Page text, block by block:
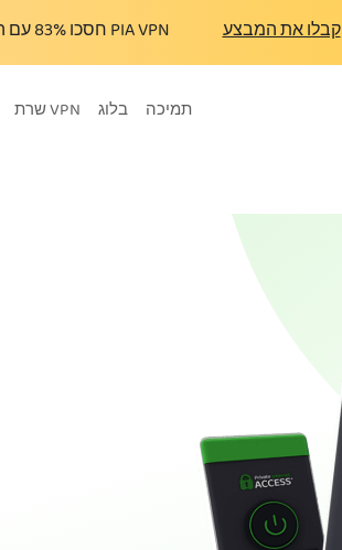
חסכו83% עם המבצע הלוהט לקיץ של PIA VPN קבלו את המבצע
שרת VPN בלוג תמיכה